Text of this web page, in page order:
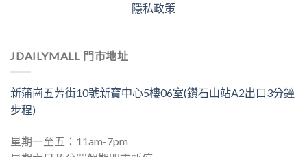
隱私政策
JDAILYMALL 門市地址
新蒲崗五芳街10號新寶中心5樓06室(鑽石山站A2出口3分鐘
步程)
星期一至五：11am-7pm